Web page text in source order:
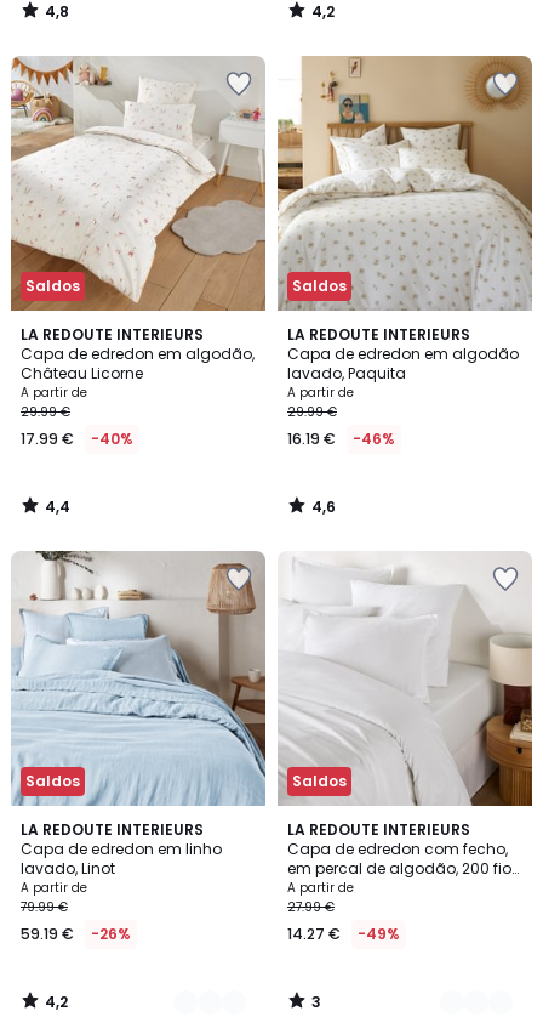
4,8
/
4,2
/
Saldos
LA REDOUTE INTERIEURS
Capa de edredon em algodão,
Château Licorne
A partir de
29.99 €
17.99 € -40%
4,4
/ 5
4,4
/
Saldos
LA REDOUTE INTERIEURS
Capa de edredon em algodão
lavado, Paquita
A partir de
29.99 €
16.19 € -46%
4,6
/ 5
4,6
/
Saldos
LA REDOUTE INTERIEURS
Capa de edredon em linho
lavado, Linot
A partir de
79.99 €
59.19 € -26%
4,2
/ 5
21
Cores
4,2
/
Saldos
LA REDOUTE INTERIEURS
Capa de edredon com fecho,
em percal de algodão, 200 fios,
Scenario
A partir de
27.99 €
14.27 € -49%
3
/
5
9
Cores
3
/